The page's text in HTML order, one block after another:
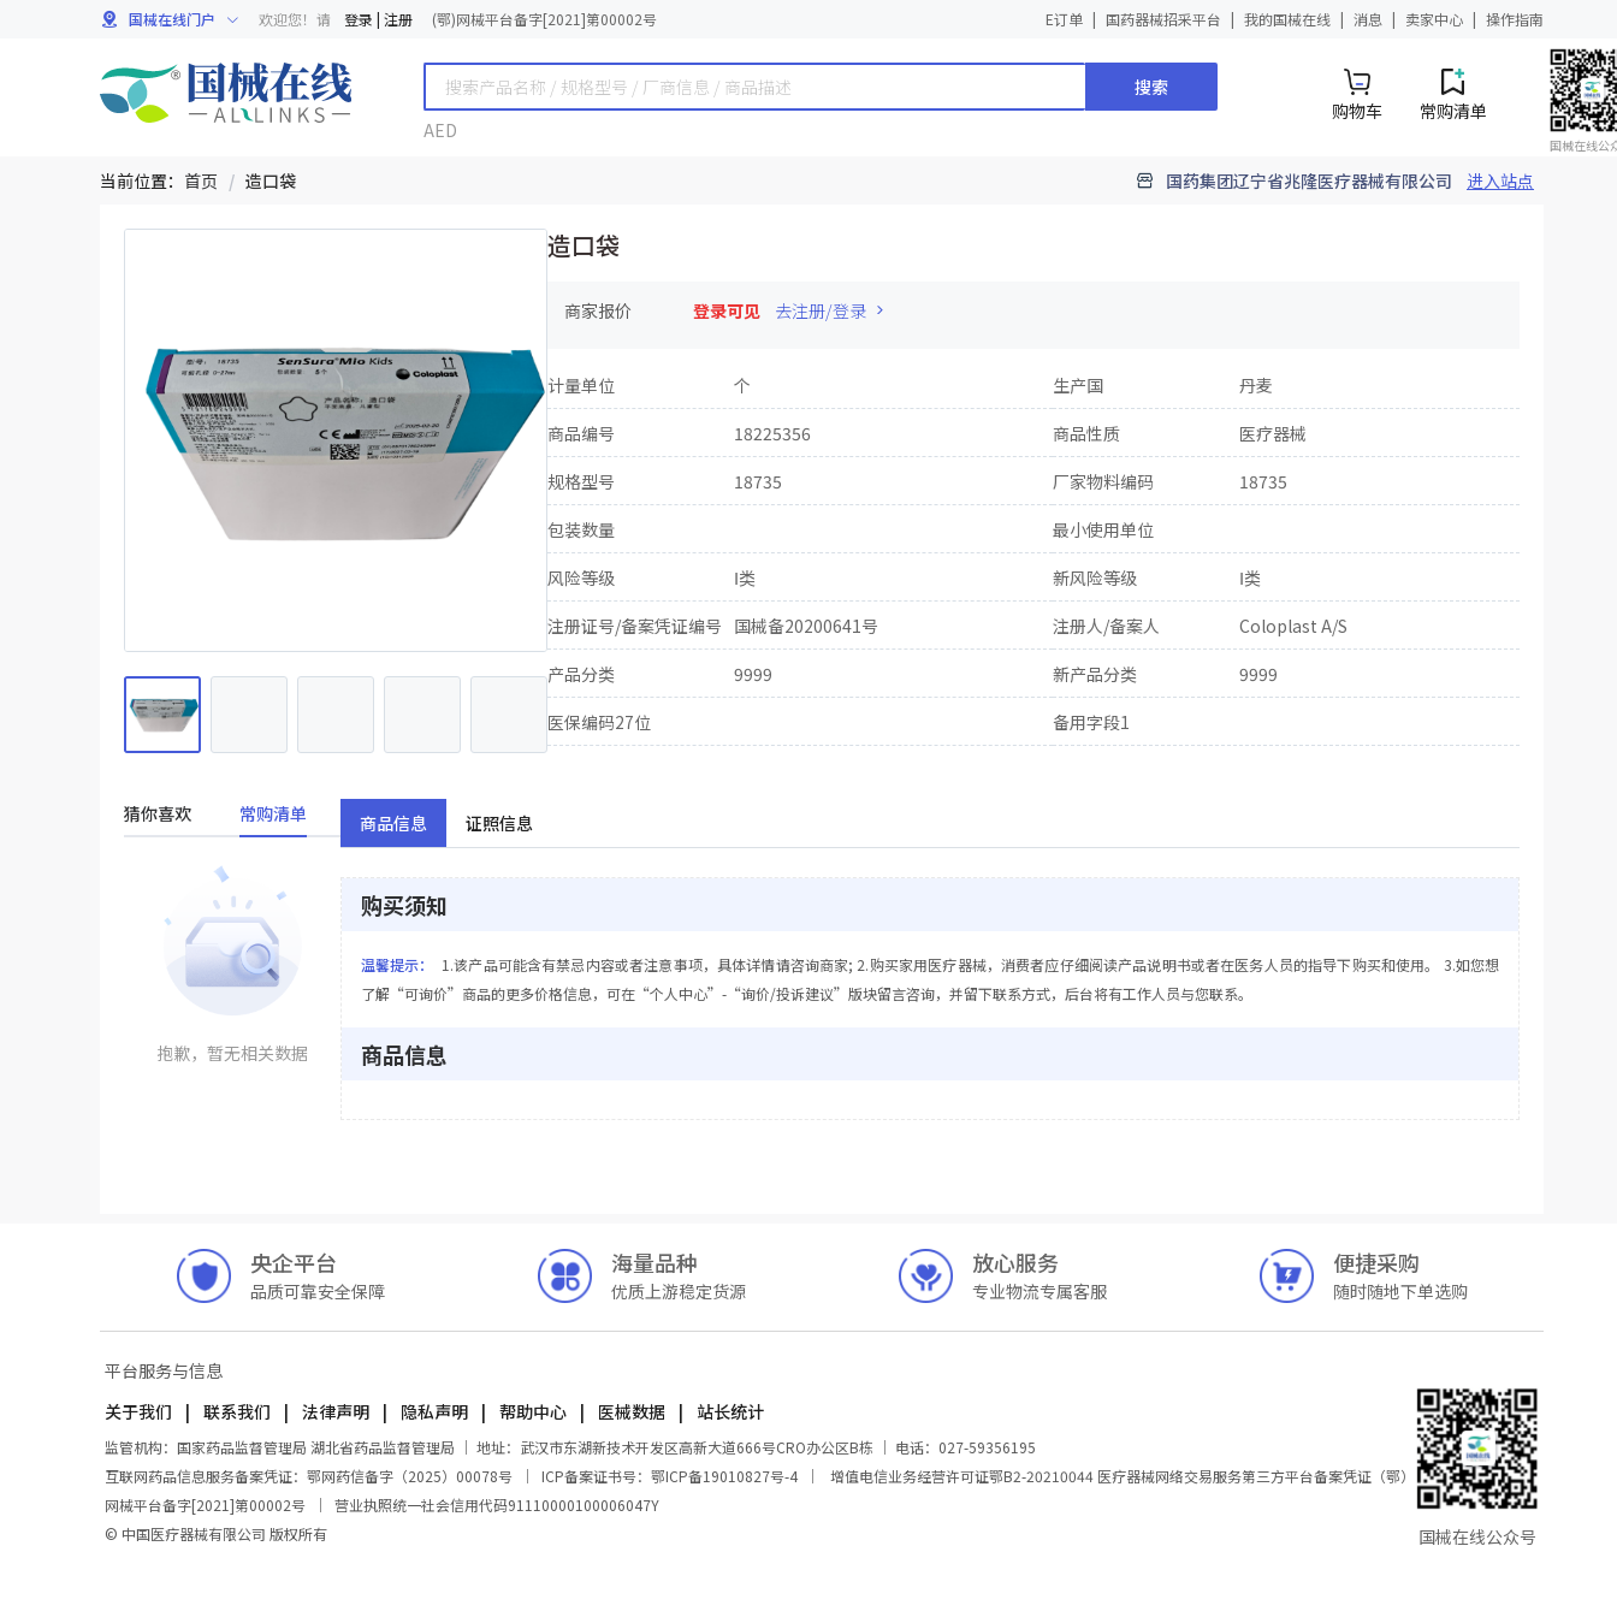
国械在线门户 欢迎您！请 登录 | 注册 (鄂)网械平台备字[2021]第00002号 E订单 国药器械招采平台 我的国械在线 消息 卖家中心 操作指南
搜索
AED
购物车 常购清单
国械在线公
当前位置： 首页 / 造口袋 国药集团辽宁省兆隆医疗器械有限公司 进入站点
造口袋
商家报价 登录可见 去注册/登录
计量单位 个 生产国
丹麦
商品编号
18225356 商品性质
医疗器械
规格型号
18735 厂家物料编码
18735
包装数量
最小使用单位
风险等级
Ⅰ类 新风险等级
Ⅰ类
注册证号/备案凭证编号 国械备20200641号 注册人/备案人
Coloplast A/S
产品分类
9999 新产品分类
9999
医保编码27位
备用字段1
猜你喜欢 常购清单
抱歉，暂无相关数据
商品信息 证照信息
购买须知
温馨提示：
1.该产品可能含有禁忌内容或者注意事项，具体详情请咨询商家; 2.购买家用医疗器械，消费者应仔细阅读产品说明书或者在医务人员的指导下购买和使用。 3.如您想
了解“可询价”商品的更多价格信息，可在“个人中心”-“询价/投诉建议”版块留言咨询，并留下联系方式，后台将有工作人员与您联系。
商品信息
央企平台
品质可靠安全保障
海量品种
优质上游稳定货源
放心服务
专业物流专属客服
便捷采购
随时随地下单选购
平台服务与信息
关于我们
联系我们 法律声明 隐私声明 帮助中心 医械数据 站长统计
监管机构：国家药品监督管理局 湖北省药品监督管理局 ｜ 地址：武汉市东湖新技术开发区高新大道666号CRO办公区B栋 ｜ 电话：027-59356195
互联网药品信息服务备案凭证：鄂网药信备字（2025）00078号
｜ ICP备案证书号：鄂ICP备19010827号-4 ｜ 增值电信业务经营许可证鄂B2-20210044 医疗器械网络交易服务第三方平台备案凭证（鄂）
网械平台备字[2021]第00002号
｜ 营业执照统一社会信用代码91110000100006047Y
© 中国医疗器械有限公司 版权所有
国械在线公众号